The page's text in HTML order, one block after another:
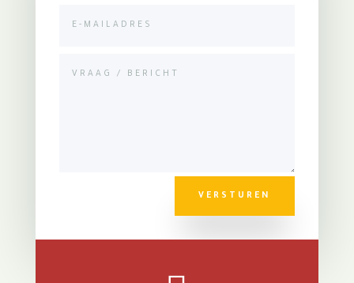
VERSTUREN